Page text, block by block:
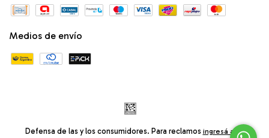
Medios de envío
Defensa de las y los consumidores. Para reclamos ingresá acá.